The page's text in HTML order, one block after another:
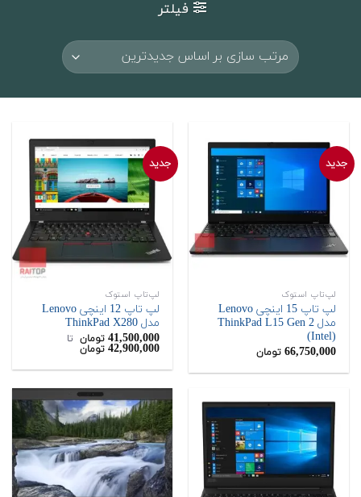
فیلتر
جدید
لپ‌تاپ استوک
لپ تاپ 15 اینچی Lenovo
مدل ThinkPad L15 Gen 2
(Intel)
66,750,000 تومان
جدید
لپ‌تاپ استوک
لپ تاپ 12 اینچی Lenovo
مدل ThinkPad X280
41,500,000 تومان ‌ تا ‌
42,900,000 تومان